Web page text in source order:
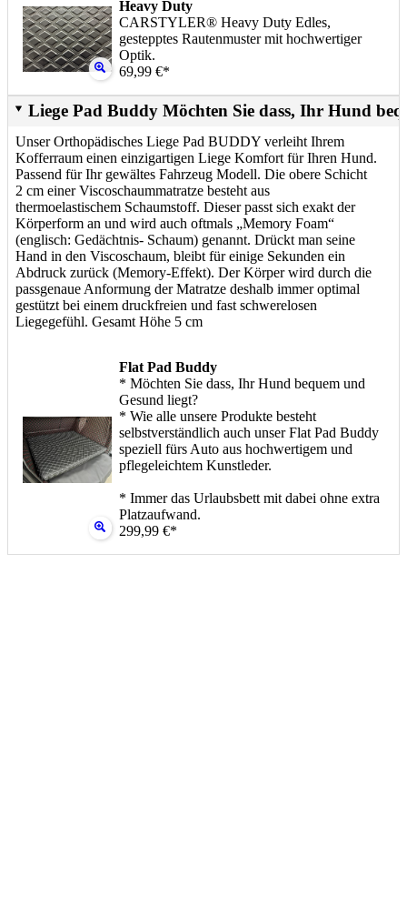
Heavy Duty
CARSTYLER® Heavy Duty Edles,
gestepptes Rautenmuster mit hochwertiger
Optik.
69,99 €*
Liege Pad Buddy Möchten Sie dass, Ihr Hund
Unser Orthopädisches Liege Pad BUDDY verleiht Ihrem
Kofferraum einen einzigartigen Liege Komfort für Ihren Hund.
Passend für Ihr gewältes Fahrzeug Modell. Die obere Schicht
2 cm einer Viscoschaummatratze besteht aus
thermoelastischem Schaumstoff. Dieser passt sich exakt der
Körperform an und wird auch oftmals „Memory Foam“
(englisch: Gedächtnis- Schaum) genannt. Drückt man seine
Hand in den Viscoschaum, bleibt für einige Sekunden ein
Abdruck zurück (Memory-Effekt). Der Körper wird durch die
passgenaue Anformung der Matratze deshalb immer optimal
gestützt bei einem druckfreien und fast schwerelosen
Liegegefühl. Gesamt Höhe 5 cm
Flat Pad Buddy
* Möchten Sie dass, Ihr Hund bequem und
Gesund liegt?
* Wie alle unsere Produkte besteht
selbstverständlich auch unser Flat Pad Buddy
speziell fürs Auto aus hochwertigem und
pflegeleichtem Kunstleder.
* Immer das Urlaubsbett mit dabei ohne extra
Platzaufwand.
299,99 €*